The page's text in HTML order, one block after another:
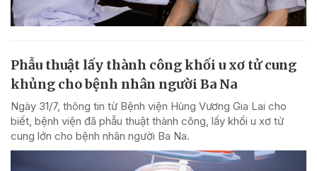
Phẫu thuật lấy thành công khối u xơ tử cung
khủng cho bệnh nhân người Ba Na
Ngày 31/7, thông tin từ Bệnh viện Hùng Vương Gia Lai cho
biết, bệnh viện đã phẫu thuật thành công, lấy khối u xơ tử
cung lớn cho bệnh nhân người Ba Na.